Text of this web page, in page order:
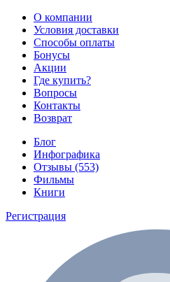
О компании
Условия доставки
Способы оплаты
Бонусы
Акции
Где купить?
Вопросы
Контакты
Возврат
Блог
Инфографика
Отзывы (553)
Фильмы
Книги
Регистрация